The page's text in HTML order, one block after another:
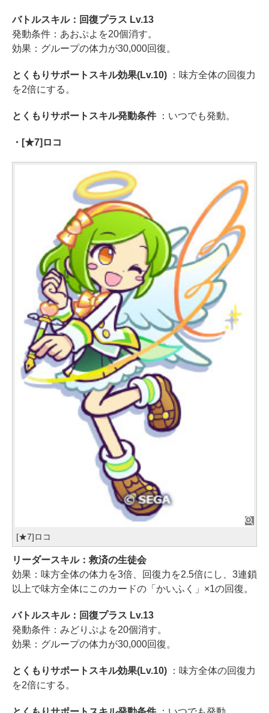
バトルスキル：回復プラス Lv.13
発動条件：あおぷよを20個消す。
効果：グループの体力が30,000回復。
とくもりサポートスキル効果(Lv.10)
：味方全体の回復力
を2倍にする。
とくもりサポートスキル発動条件 ：いつでも発動。
・[★7]ロコ
[★7]ロコ
リーダースキル：救済の生徒会
効果：味方全体の体力を3倍、回復力を2.5倍にし、3連鎖
以上で味方全体にこのカードの「かいふく」×1の回復。
バトルスキル：回復プラス Lv.13
発動条件：みどりぷよを20個消す。
効果：グループの体力が30,000回復。
とくもりサポートスキル効果(Lv.10)
：味方全体の回復力
を2倍にする。